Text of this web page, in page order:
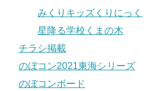
みくりキッズくりにっく
星降る学校くまの木
チラシ掲載
のぼコン2021東海シリーズ
のぼコンボード